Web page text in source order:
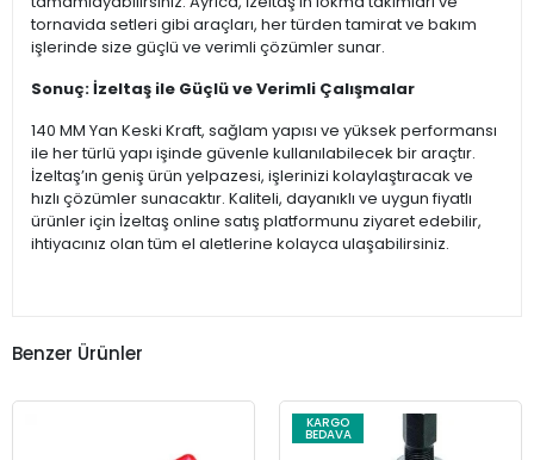
tornavida setleri gibi araçları, her türden tamirat ve bakım
işlerinde size güçlü ve verimli çözümler sunar.
Sonuç: İzeltaş ile Güçlü ve Verimli Çalışmalar
140 MM Yan Keski Kraft, sağlam yapısı ve yüksek performansı
ile her türlü yapı işinde güvenle kullanılabilecek bir araçtır.
İzeltaş’ın geniş ürün yelpazesi, işlerinizi kolaylaştıracak ve
hızlı çözümler sunacaktır. Kaliteli, dayanıklı ve uygun fiyatlı
ürünler için İzeltaş online satış platformunu ziyaret edebilir,
ihtiyacınız olan tüm el aletlerine kolayca ulaşabilirsiniz.
Benzer Ürünler
KARGO
BEDAVA